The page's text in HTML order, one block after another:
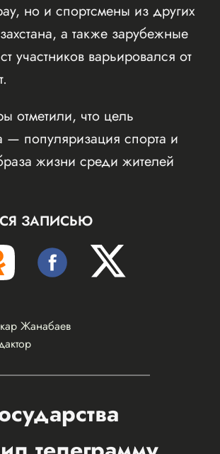
но и спортсмены из других
а также зарубежные
участников варьировался от
отметили, что цель
— популяризация спорта и
жизни среди жителей
ЗАПИСЬЮ
Жанабаев